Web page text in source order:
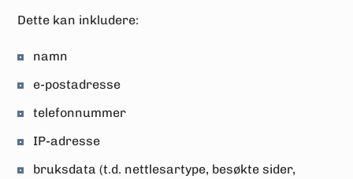
Dette kan inkludere:
namn
e-postadresse
telefonnummer
IP-adresse
bruksdata (t.d. nettlesartype, besøkte sider,